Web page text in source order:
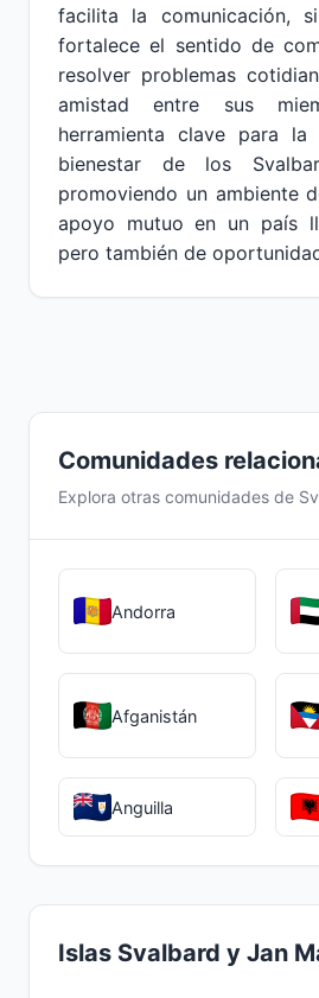
facilita la comunicación,
fortalece el sentido de
resolver problemas
amistad entre sus
herramienta clave para
bienestar de los
promoviendo un ambiente
apoyo mutuo en un país
pero también de
Comunidades
Explora otras comunidades de
Andorra
Afganistán
Anguilla
Islas Svalbard y Jan